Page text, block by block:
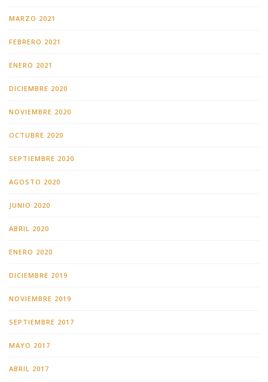
MARZO 2021
FEBRERO 2021
ENERO 2021
DICIEMBRE 2020
NOVIEMBRE 2020
OCTUBRE 2020
SEPTIEMBRE 2020
AGOSTO 2020
JUNIO 2020
ABRIL 2020
ENERO 2020
DICIEMBRE 2019
NOVIEMBRE 2019
SEPTIEMBRE 2017
MAYO 2017
ABRIL 2017